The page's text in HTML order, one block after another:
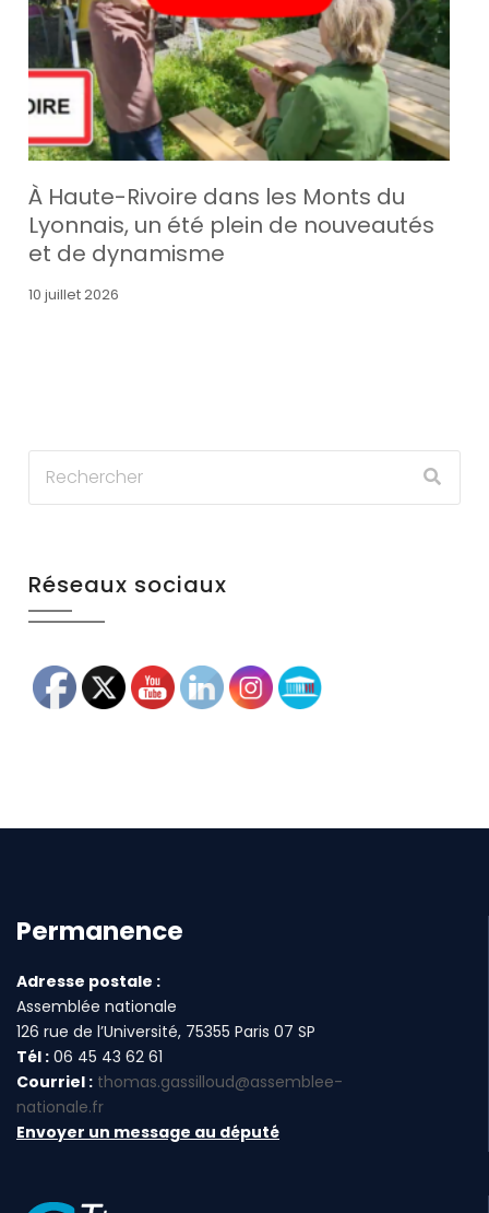
À Haute-Rivoire dans les Monts du
Lyonnais, un été plein de nouveautés
et de dynamisme
10 juillet 2026
Réseaux sociaux
Permanence
Adresse postale :
Assemblée nationale
126 rue de l’Université, 75355 Paris 07 SP
Tél : 06 45 43 62 61
Courriel : thomas.gassilloud@assemblee-
nationale.fr
Envoyer un message au député